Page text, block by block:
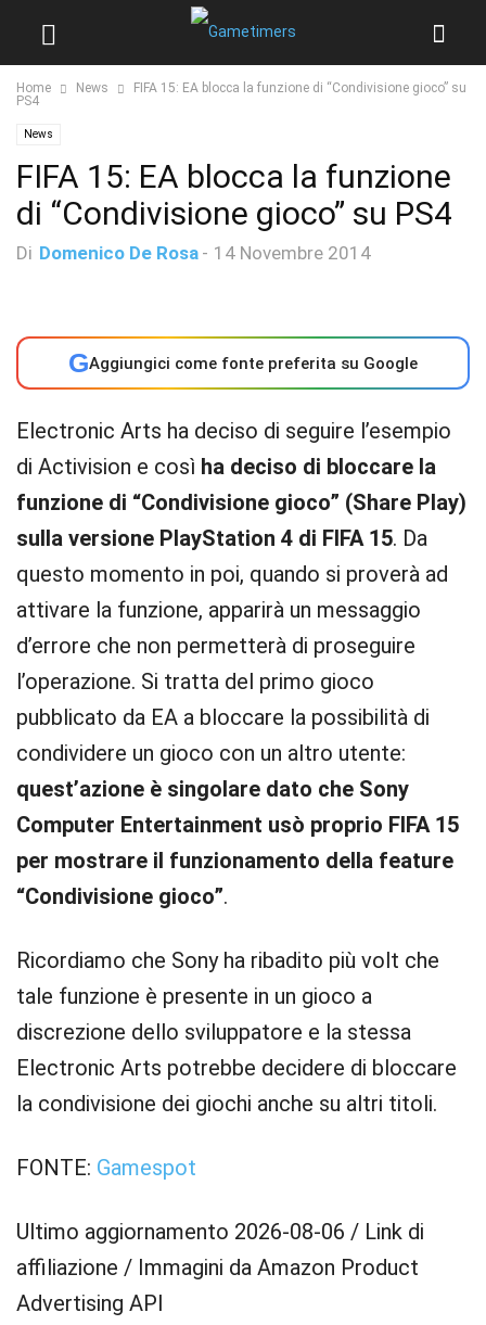
Home News
FIFA 15: EA blocca la funzione di “Condivisione gioco” su
PS4
News
FIFA 15: EA blocca la funzione
di “Condivisione gioco” su PS4
Di Domenico De Rosa - 14 Novembre 2014
GAggiungici come fonte preferita su Google
Electronic Arts ha deciso di seguire l’esempio
di Activision e così ha deciso di bloccare la
funzione di “Condivisione gioco” (Share Play)
sulla versione PlayStation 4 di FIFA 15. Da
questo momento in poi, quando si proverà ad
attivare la funzione, apparirà un messaggio
d’errore che non permetterà di proseguire
l’operazione. Si tratta del primo gioco
pubblicato da EA a bloccare la possibilità di
condividere un gioco con un altro utente:
quest’azione è singolare dato che Sony
Computer Entertainment usò proprio FIFA 15
per mostrare il funzionamento della feature
“Condivisione gioco”.
Ricordiamo che Sony ha ribadito più volt che
tale funzione è presente in un gioco a
discrezione dello sviluppatore e la stessa
Electronic Arts potrebbe decidere di bloccare
la condivisione dei giochi anche su altri titoli.
FONTE: Gamespot
Ultimo aggiornamento 2026-08-06 / Link di
affiliazione / Immagini da Amazon Product
Advertising API